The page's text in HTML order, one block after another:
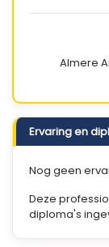
Almere
Ervaring en
Nog geen
Deze
diploma's